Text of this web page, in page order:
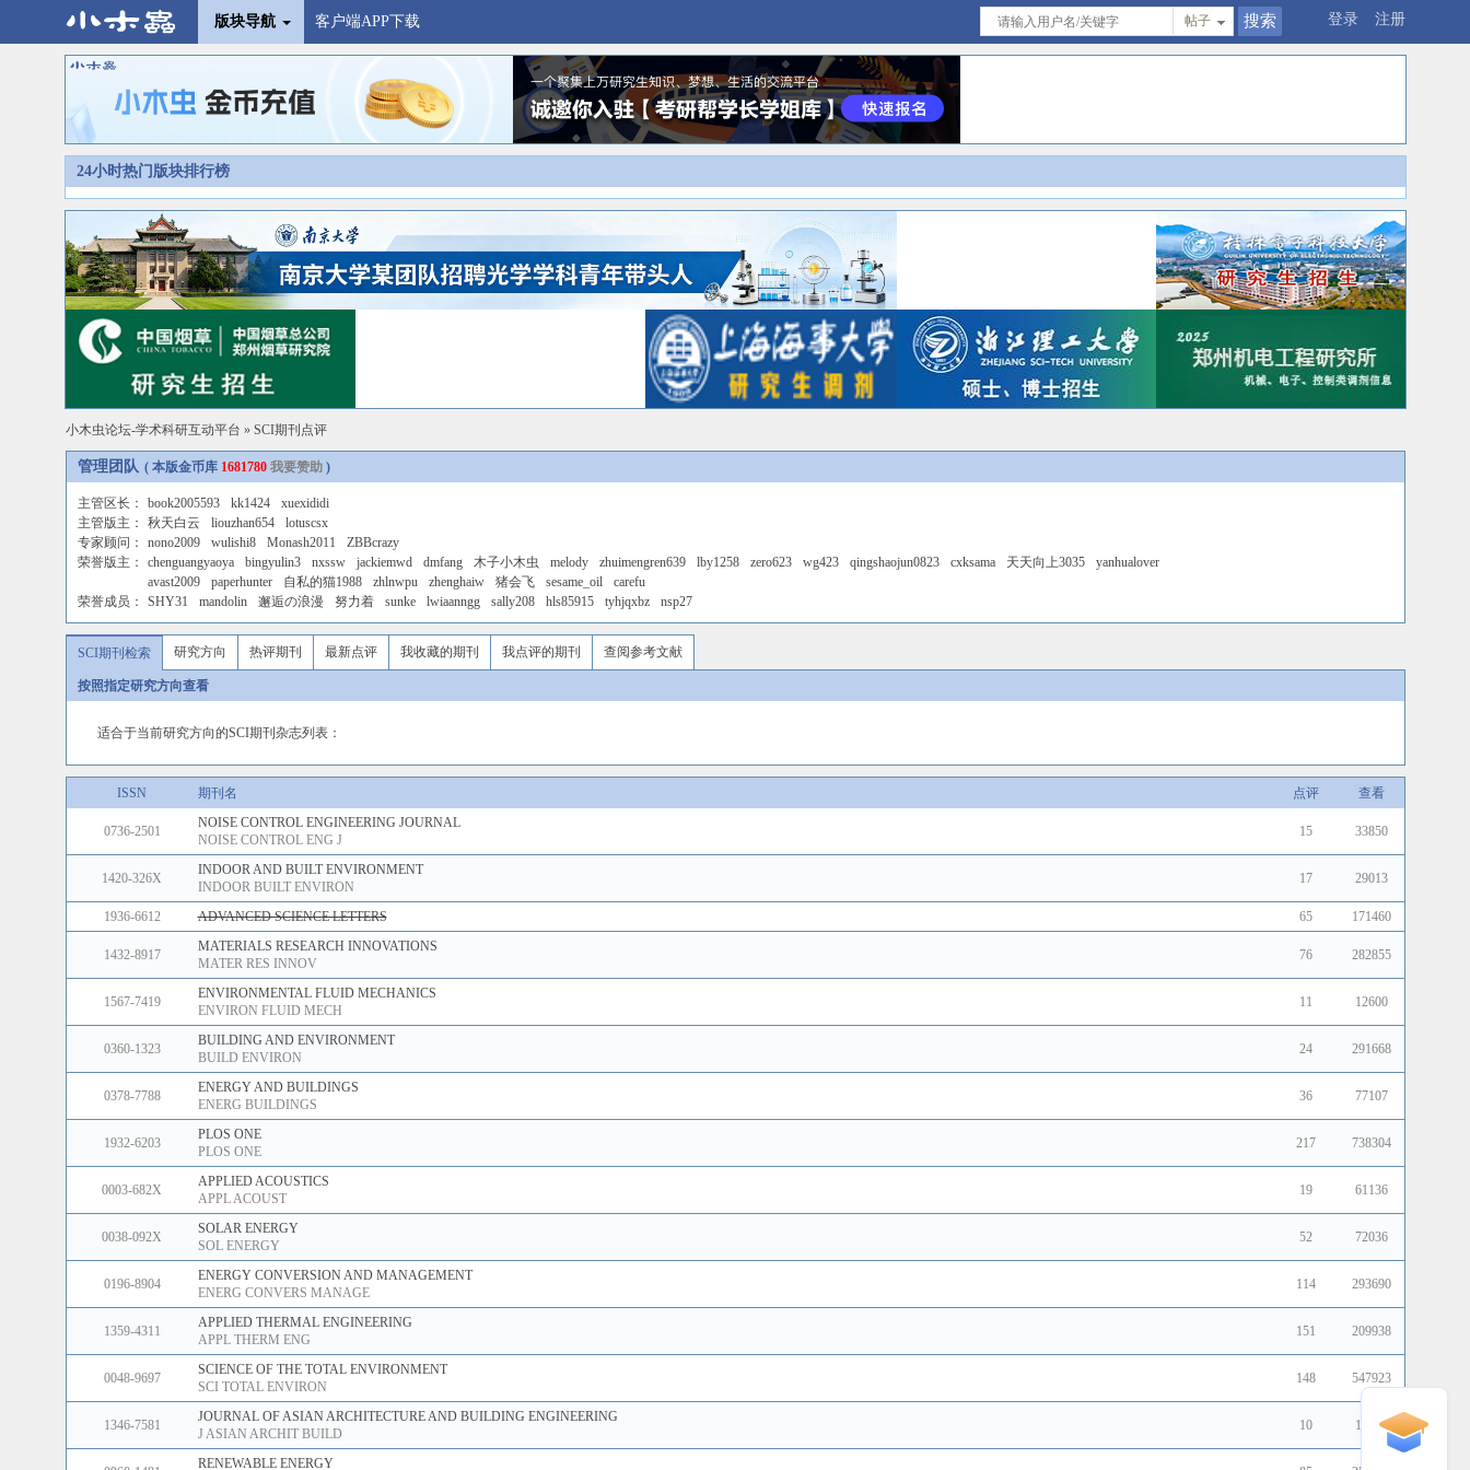
版块导航 客户端APP下载 登录 注册
帖子
24小时热门版块排行榜
小木虫论坛-学术科研互动平台 » SCI期刊点评
管理团队 ( 本版金币库 1681780 我要赞助)
主管区长： book2005593 kk1424
xuexididi
主管版主：
秋天白云 liouzhan654
lotuscsx
专家顾问：
nono2009 wulishi8 Monash2011
ZBBcrazy
荣誉版主：
chenguangyaoya bingyulin3 nxssw jackiemwd dmfang 木子小木虫 melody zhuimengren639 lby1258 zero623 wg423 qingshaojun0823 cxksama 天天向上3035
yanhualover
avast2009
paperhunter 自私的猫1988 zhlnwpu zhenghaiw 猪会飞 sesame_oil
carefu
荣誉成员：
SHY31 mandolin 邂逅の浪漫 努力着 sunke lwiaanngg sally208 hls85915 tyhjqxbz nsp27
SCI期刊检索 研究方向 热评期刊 最新点评 我收藏的期刊 我点评的期刊 查阅参考文献
按照指定研究方向查看
适合于当前研究方向的SCI期刊杂志列表：
ISSN 期刊名 点评 查看
0736-2501
NOISE CONTROL ENGINEERING JOURNAL
NOISE CONTROL ENG J
15 33850
1420-326X
INDOOR AND BUILT ENVIRONMENT
INDOOR BUILT ENVIRON
17 29013
1936-6612 ADVANCED SCIENCE LETTERS 65 171460
1432-8917
MATERIALS RESEARCH INNOVATIONS
MATER RES INNOV
76 282855
1567-7419
ENVIRONMENTAL FLUID MECHANICS
ENVIRON FLUID MECH
11 12600
0360-1323
BUILDING AND ENVIRONMENT
BUILD ENVIRON
24 291668
0378-7788
ENERGY AND BUILDINGS
ENERG BUILDINGS
36 77107
1932-6203
PLOS ONE
PLOS ONE
217 738304
0003-682X
APPLIED ACOUSTICS
APPL ACOUST
19 61136
0038-092X
SOLAR ENERGY
SOL ENERGY
52 72036
0196-8904
ENERGY CONVERSION AND MANAGEMENT
ENERG CONVERS MANAGE
114 293690
1359-4311
APPLIED THERMAL ENGINEERING
APPL THERM ENG
151 209938
0048-9697
SCIENCE OF THE TOTAL ENVIRONMENT
SCI TOTAL ENVIRON
148 547923
1346-7581
JOURNAL OF ASIAN ARCHITECTURE AND BUILDING ENGINEERING
J ASIAN ARCHIT BUILD
10 17352
RENEWABLE ENERGY